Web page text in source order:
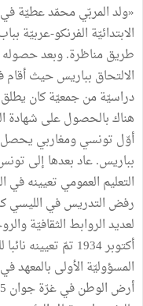
«ولدالمربّيمحمّدعطيّةفي
الابتدائيّة الفرنكو-عربيّة
طريقمناظرة.وبعدحصوله
الالتحاق بباريسحيثأقام
دراسيّةمنجمعيّةكان يطلق
هناكبالحصولعلى شهادة
أوّل تونسيومغاربي يحصل
بباريس.عادبعدها إلى
التعليم العمومي تعيينهفي
رفض التدريسفي الليسي
لعديدالروابط الثقافيّة
أكتوبر1934 تمّ تعيينه نائبا
المسؤوليّة الأولى بالمعهدفي
أرض الوطنفيغرّةجوان